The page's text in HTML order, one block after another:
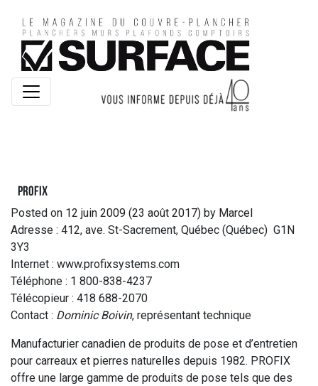
Profix
Posted on 12 juin 2009 (23 août 2017) by Marcel
Adresse : 412, ave. St-Sacrement, Québec (Québec) G1N
3Y3
Internet : www.profixsystems.com
Téléphone : 1 800-838-4237
Télécopieur : 418 688-2070
Contact : Dominic Boivin, représentant technique
Manufacturier canadien de produits de pose et d’entretien
pour carreaux et pierres naturelles depuis 1982. PROFIX
offre une large gamme de produits de pose tels que des